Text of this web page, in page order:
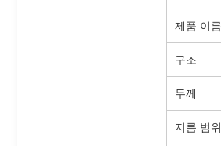
제품 이름
구조
두께
지름 범위